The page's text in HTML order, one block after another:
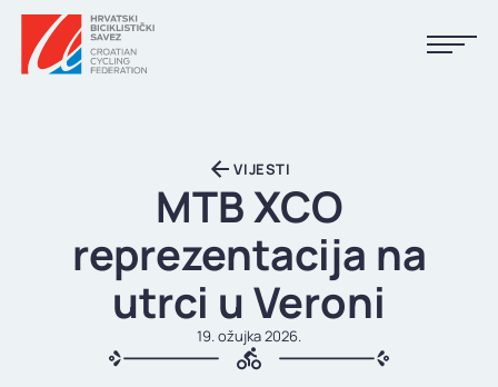
REZULTATI
TIJELA HBS-A
VIJESTI
MTB XCO
reprezentacija na
utrci u Veroni
19. ožujka 2026.